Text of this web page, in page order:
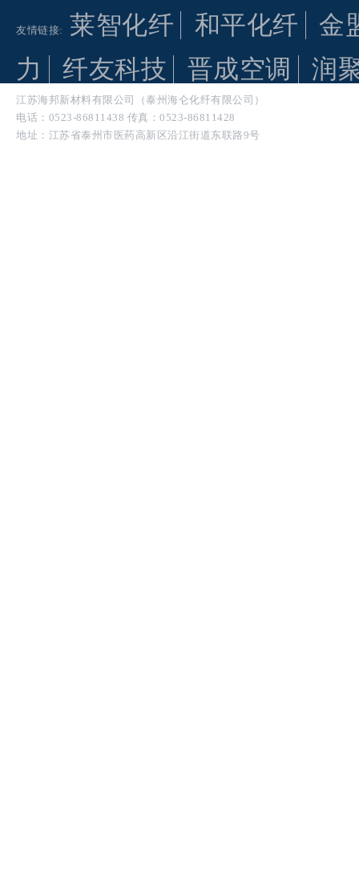
友情链接: 莱智化纤 和平化纤
金
力
纤友科技 晋成空调 润
江苏海邦新材料有限公司（泰州海仑化纤有限公司）
电话：0523-86811438 传真：0523-86811428
地址：江苏省泰州市医药高新区沿江街道东联路9号